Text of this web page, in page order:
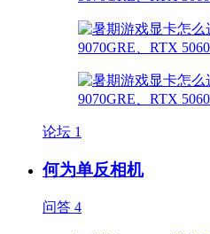
论坛 1
何为单反相机
问答 4